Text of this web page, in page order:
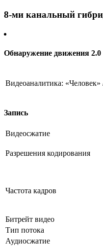
8-ми канальный
Обнаружение движения 2.0
Видеоаналитика:
Запись
Видеосжатие
Разрешения кодирования
Частота кадров
Битрейт видео
Тип потока
Аудиосжатие